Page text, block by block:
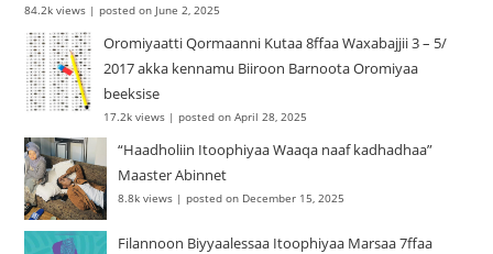
84.2k views |posted on June 2, 2025
Oromiyaatti Qormaanni Kutaa 8ffaa Waxabajjii 3 – 5/
2017 akka kennamu Biiroon Barnoota Oromiyaa
beeksise
17.2k views |posted on April 28, 2025
“Haadholiin Itoophiyaa Waaqa naaf kadhadhaa”
Maaster Abinnet
8.8k views |posted on December 15, 2025
Filannoon Biyyaalessaa Itoophiyaa Marsaa 7ffaa